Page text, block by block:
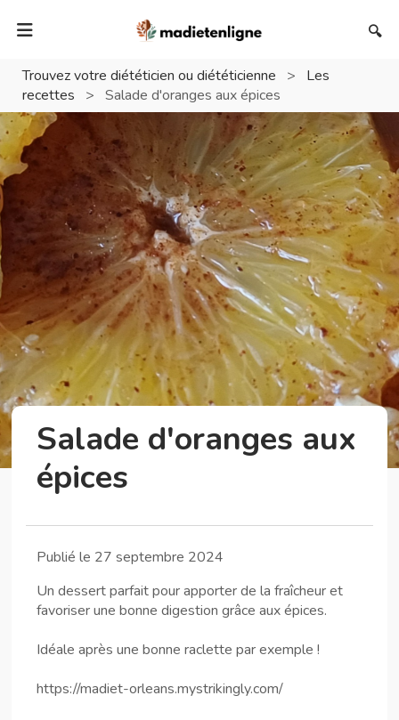
🔍
Trouvez votre diététicien ou diététicienne >
Les
recettes
> Salade d'oranges aux épices
Salade d'oranges aux
épices
Publié le 27 septembre 2024
Un dessert parfait pour apporter de la fraîcheur et
favoriser une bonne digestion grâce aux épices.
Idéale après une bonne raclette par exemple !
https://madiet-orleans.mystrikingly.com/